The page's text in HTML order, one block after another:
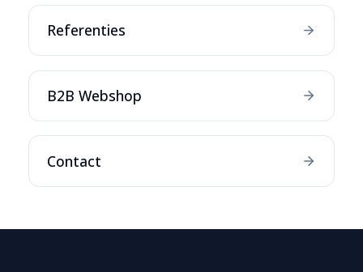
Referenties
B2B Webshop
Contact